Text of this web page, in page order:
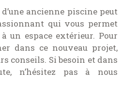
ancienne piscine peut
qui vous permet
un espace extérieur. Pour
dans ce nouveau projet,
conseils. Si besoin et dans
n’hésitez pas à nous